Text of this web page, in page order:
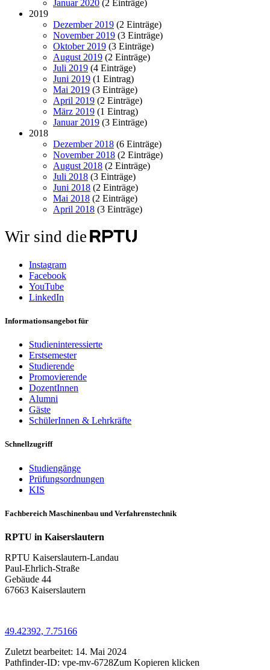
Januar 2020 (2 Einträge)
2019
Dezember 2019 (2 Einträge)
November 2019 (3 Einträge)
Oktober 2019 (3 Einträge)
August 2019 (2 Einträge)
Juli 2019 (4 Einträge)
Juni 2019 (1 Eintrag)
Mai 2019 (3 Einträge)
April 2019 (2 Einträge)
März 2019 (1 Eintrag)
Januar 2019 (3 Einträge)
2018
Dezember 2018 (6 Einträge)
November 2018 (2 Einträge)
August 2018 (2 Einträge)
Juli 2018 (3 Einträge)
Juni 2018 (2 Einträge)
Mai 2018 (2 Einträge)
April 2018 (3 Einträge)
Wir sind die
Instagram
Facebook
YouTube
LinkedIn
Informationsangebot für
Studieninteressierte
Erstsemester
Studierende
Promovierende
DozentInnen
Alumni
Gäste
SchülerInnen & Lehrkräfte
Schnellzugriff
Studiengänge
Prüfungsordnungen
KIS
Fachbereich Maschinenbau und Verfahrenstechnik
RPTU in Kaiserslautern
RPTU Kaiserslautern-Landau
Paul-Ehrlich-Straße
Gebäude 44
67663 Kaiserslautern
49.42392, 7.75166
Zuletzt bearbeitet: 14. Mai 2024
Pathfinder-ID: vpe-mv-6728Zum Kopieren klicken